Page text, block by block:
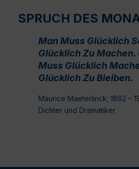
SPRUCH DES
Man Muss Glücklich
Glücklich Zu Machen.
Muss Glücklich
Glücklich Zu Bleiben.
Maurice Maeterlinck; 1862 –
Dichter und Dramatiker